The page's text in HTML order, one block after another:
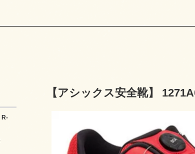
【アシックス安全靴】